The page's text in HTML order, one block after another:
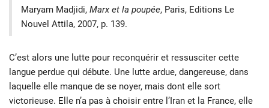
Maryam Madjidi, Marx et la poupée, Paris, Editions Le
Nouvel Attila, 2007, p. 139.
C’est alors une lutte pour reconquérir et ressusciter cette
langue perdue qui débute. Une lutte ardue, dangereuse, dans
laquelle elle manque de se noyer, mais dont elle sort
victorieuse. Elle n’a pas à choisir entre l’Iran et la France, elle